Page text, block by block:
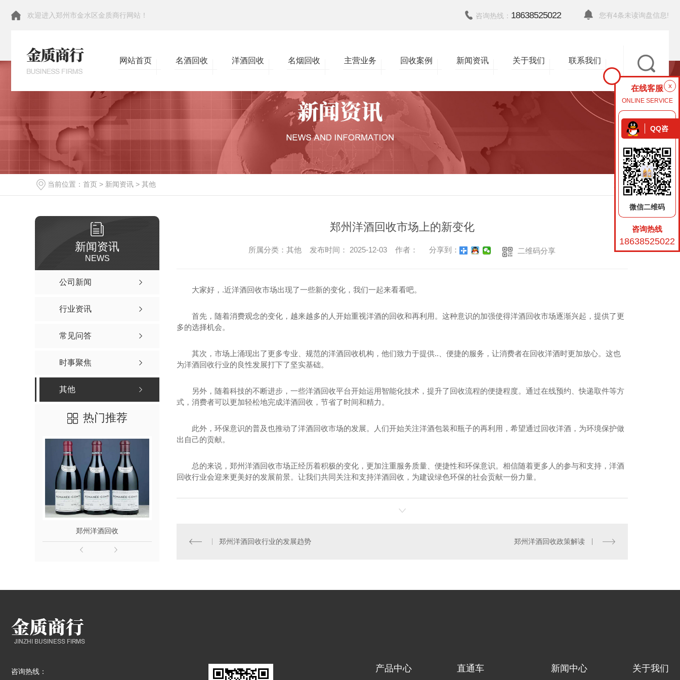
欢迎进入郑州市金水区金质商行网站！ 您有4条未读询盘信息!
咨询热线： 18638525022
网站首页 名酒回收 洋酒回收 名烟回收 主营业务 回收案例 新闻资讯 关于我们 联系我们
当前位置： 首页 > 新闻资讯 > 其他 返回
新闻资讯
NEWS
公司新闻
行业资讯
常见问答
时事聚焦
其他
热门推荐
郑州洋酒回收
郑州洋酒回收市场上的新变化
所属分类：其他 发布时间： 2025-12-03 作者： 分享到： 二维码分享
大家好，.近洋酒回收市场出现了一些新的变化，我们一起来看看吧。
首先，随着消费观念的变化，越来越多的人开始重视洋酒的回收和再利用。这种意识的加强使得洋酒回收市场逐渐兴起，提供了更
多的选择机会。
其次，市场上涌现出了更多专业、规范的洋酒回收机构，他们致力于提供..、便捷的服务，让消费者在回收洋酒时更加放心。这也
为洋酒回收行业的良性发展打下了坚实基础。
另外，随着科技的不断进步，一些洋酒回收平台开始运用智能化技术，提升了回收流程的便捷程度。通过在线预约、快递取件等方
式，消费者可以更加轻松地完成洋酒回收，节省了时间和精力。
此外，环保意识的普及也推动了洋酒回收市场的发展。人们开始关注洋酒包装和瓶子的再利用，希望通过回收洋酒，为环境保护做
出自己的贡献。
总的来说，郑州洋酒回收市场正经历着积极的变化，更加注重服务质量、便捷性和环保意识。相信随着更多人的参与和支持，洋酒
回收行业会迎来更美好的发展前景。让我们共同关注和支持洋酒回收，为建设绿色环保的社会贡献一份力量。
郑州洋酒回收行业的发展趋势 郑州洋酒回收政策解读
咨询热线： 产品中心 直通车 新闻中心 关于我们
x
在线客服
ONLINE SERVICE
QQ咨
询
微信二维码
咨询热线
18638525022